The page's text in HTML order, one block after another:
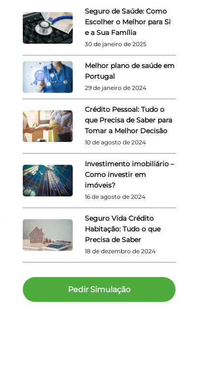
Seguro de Saúde: Como
Escolher o Melhor para Si
e a Sua Família
30 de janeiro de 2025
Melhor plano de saúde em
Portugal
29 de janeiro de 2024
Crédito Pessoal: Tudo o
que Precisa de Saber para
Tomar a Melhor Decisão
10 de agosto de 2024
Investimento imobiliário –
Como investir em
imóveis?
16 de agosto de 2024
Seguro Vida Crédito
Habitação: Tudo o que
Precisa de Saber
18 de dezembro de 2024
Pedir Simulação